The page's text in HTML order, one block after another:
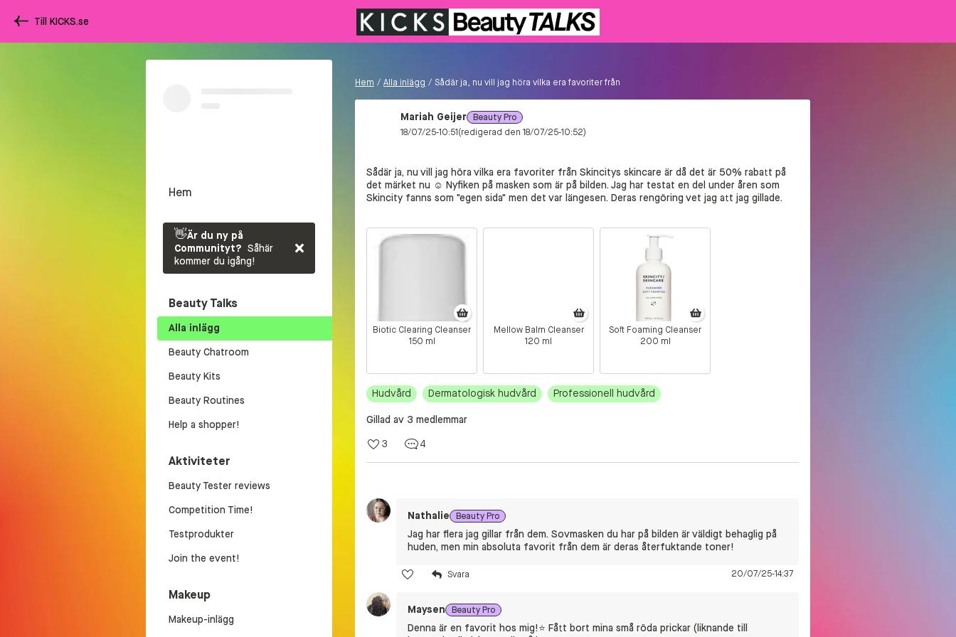
Till KICKS.se
Hem
👋Är du ny på
Communityt? Såhär
kommer du igång!
Beauty Talks
Alla inlägg
Beauty Chatroom
Beauty Kits
Beauty Routines
Help a shopper!
Aktiviteter
Beauty Tester reviews
Competition Time!
Testprodukter
Join the event!
Makeup
Makeup-inlägg
Hem / Alla inlägg / Sådär ja, nu vill jag höra vilka era favoriter från
Mariah Geijer Beauty Pro
18/07/25-10:51(redigerad den 18/07/25-10:52)
Sådär ja, nu vill jag höra vilka era favoriter från Skincitys skincare är då det är 50% rabatt på
det märket nu ☺ Nyfiken på masken som är på bilden. Jag har testat en del under åren som
Skincity fanns som "egen sida" men det var längesen. Deras rengöring vet jag att jag gillade.
Biotic Clearing Cleanser
150 ml
Mellow Balm Cleanser
120 ml
Soft Foaming Cleanser
200 ml
Hudvård Dermatologisk hudvård
Professionell hudvård
Gillad av 3 medlemmar
3
4
Nathalie Beauty Pro
Jag har flera jag gillar från dem. Sovmasken du har på bilden är väldigt behaglig på
huden, men min absoluta favorit från dem är deras återfuktande toner!
20/07/25-14:37
Maysen Beauty Pro
Denna är en favorit hos mig!⭐️ Fått bort mina små röda prickar (liknande till